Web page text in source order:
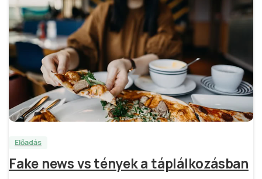
3
Előadás
Fake news vs tények a táplálkozásban